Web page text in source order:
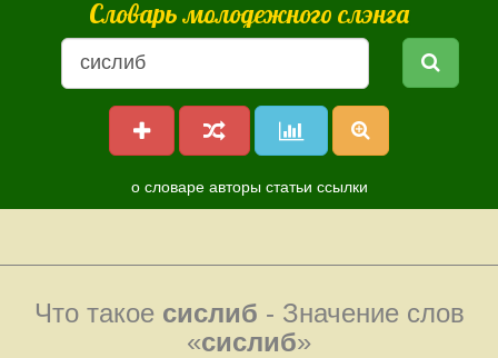
Словарь молодежного слэнга
о словаре авторы статьи ссылки
Что такое cислиб - Значение слов
«cислиб»